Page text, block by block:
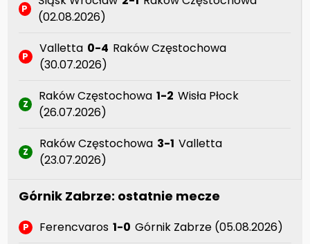
P
(02.08.2026)
P
Valletta 0-4 Raków Częstochowa
(30.07.2026)
Z
Raków Częstochowa 1-2 Wisła Płock
(26.07.2026)
Z
Raków Częstochowa 3-1 Valletta
(23.07.2026)
Górnik Zabrze: ostatnie mecze
P Ferencvaros 1-0 Górnik Zabrze (05.08.2026)